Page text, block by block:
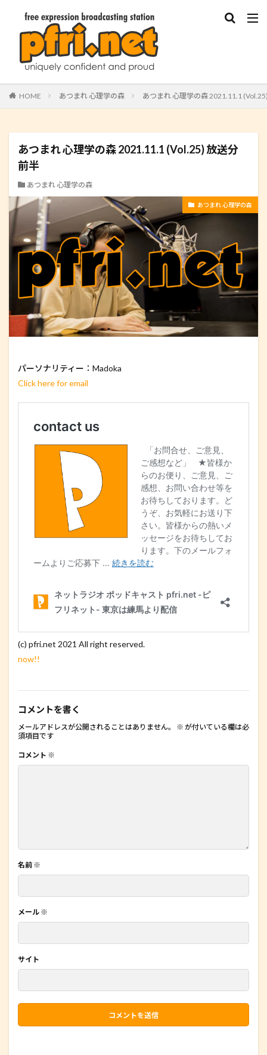
HOME あつまれ 心理学の森 あつまれ 心理学の森 2021.11.1
あつまれ 心理学の森 2021.11.1 (Vol.25) 放送分
前半
あつまれ 心理学の森
あつまれ 心理学の森
パーソナリティー：Madoka
Click here for email
(c) pfri.net 2021 All right reserved.
now!!
コメントを書く
メールアドレスが公開されることはありません。 ※ が付いている欄は必
須項目です
コメント ※
名前 ※
メール ※
サイト